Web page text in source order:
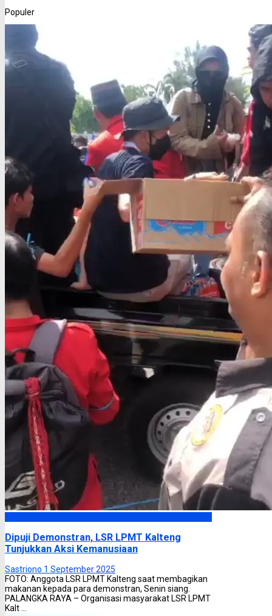
Populer
Dipuji Demonstran, LSR LPMT Kalteng
Tunjukkan Aksi Kemanusiaan
Sastriono 1 September 2025
FOTO: Anggota LSR LPMT Kalteng saat membagikan
makanan kepada para demonstran, Senin siang.
PALANGKA RAYA – Organisasi masyarakat LSR LPMT
Kalt ...